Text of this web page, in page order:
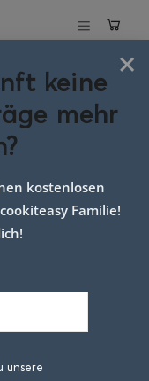
×
keine
mehr
kostenlosen
Familie!
unsere